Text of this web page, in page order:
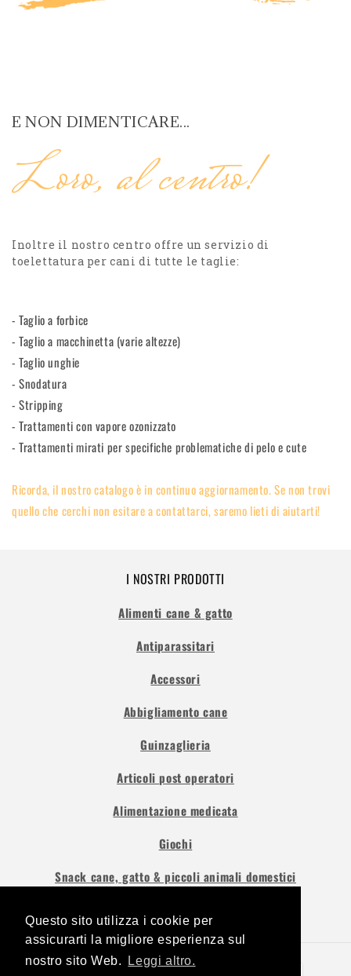
Questo sito utilizza i cookie per
assicurarti la migliore esperienza sul
nostro sito Web.
Leggi altro.
Questo sito utilizza i cookie per
assicurarti la migliore esperienza sul
nostro sito Web.
Leggi altro.
E NON DIMENTICARE...
Loro, al centro!
Inoltre il nostro centro offre un servizio di
toelettatura per cani di tutte le taglie:
- Taglio a forbice
- Taglio a macchinetta (varie altezze)
- Taglio unghie
- Snodatura
- Stripping
- Trattamenti con vapore ozonizzato
- Trattamenti mirati per specifiche problematiche di pelo e cute
Ricorda, il nostro catalogo è in continuo aggiornamento. Se non trovi
quello che cerchi non esitare a contattarci, saremo lieti di aiutarti!
I NOSTRI PRODOTTI
Alimenti cane & gatto
Antiparassitari
Accessori
Abbigliamento cane
Guinzaglieria
Articoli post operatori
Alimentazione medicata
Giochi
Snack cane, gatto & piccoli animali domestici
Metodi